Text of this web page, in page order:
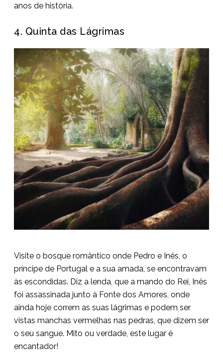
anos de história.
4. Quinta das Lágrimas
Visite o bosque romântico onde Pedro e Inês, o
príncipe de Portugal e a sua amada, se encontravam
às escondidas. Diz a lenda, que a mando do Rei, Inês
foi assassinada junto à Fonte dos Amores, onde
ainda hoje correm as suas lágrimas e podem ser
vistas manchas vermelhas nas pedras, que dizem ser
o seu sangue. Mito ou verdade, este lugar é
encantador!